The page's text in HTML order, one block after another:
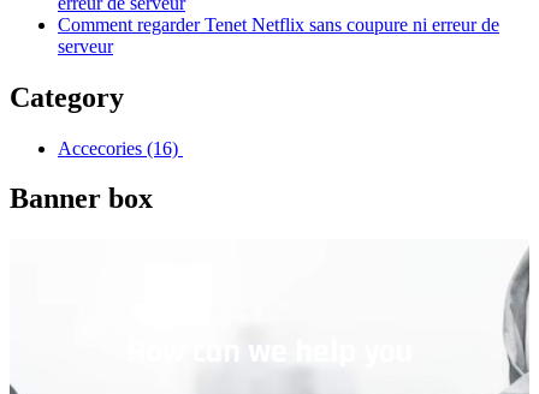
Comment regarder Tenet Netflix sans coupure ni erreur de
serveur
Category
Accecories (16)
Banner box